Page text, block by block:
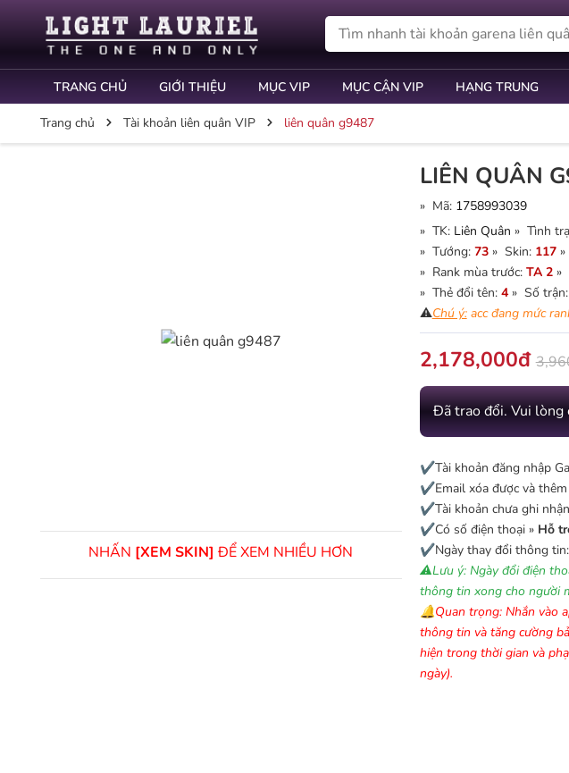
TRANG CHỦ GIỚI THIỆU MỤC VIP MỤC CẬN VIP HẠNG TRUNG
Trang chủ Tài khoản liên quân VIP liên quân g9487
NHẤN [XEM SKIN] ĐỂ XEM NHIỀU HƠN
LIÊN QUÂN
» Mã: 1758993039
» TK: Liên Quân » Tình
» Tướng: 73» Skin: 117»
» Rank mùa trước: TA 2 »
» Thẻ đổi tên: 4» Số trận:
⚠️Chú ý:acc đang mức
2,178,000đ
Đã trao đổi. Vui lòng
✔️Tài khoản đăng nhập
✔️Email xóa được và thêm
✔️Tài khoản chưa ghi
✔️Có số điện thoại » Hỗ
✔️Ngày thay đổi thông tin:
⚠️Lưu ý: Ngày đổi điện
thông tin xong cho người
🔔Quan trọng: Nhắn vào
thông tin và tăng cường
hiện trong thời gian và
ngày).